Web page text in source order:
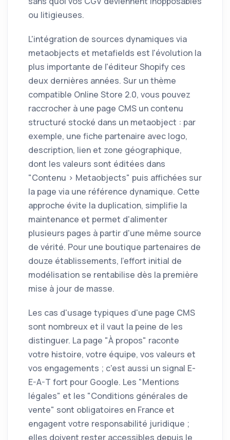
ou litigieuses.
L'intégration de sources dynamiques via
metaobjects et metafields est l'évolution la
plus importante de l'éditeur Shopify ces
deux dernières années. Sur un thème
compatible Online Store 2.0, vous pouvez
raccrocher à une page CMS un contenu
structuré stocké dans un metaobject : par
exemple, une fiche partenaire avec logo,
description, lien et zone géographique,
dont les valeurs sont éditées dans
"Contenu > Metaobjects" puis affichées sur
la page via une référence dynamique. Cette
approche évite la duplication, simplifie la
maintenance et permet d'alimenter
plusieurs pages à partir d'une même source
de vérité. Pour une boutique partenaires de
douze établissements, l'effort initial de
modélisation se rentabilise dès la première
mise à jour de masse.
Les cas d'usage typiques d'une page CMS
sont nombreux et il vaut la peine de les
distinguer. La page "À propos" raconte
votre histoire, votre équipe, vos valeurs et
vos engagements ; c'est aussi un signal E-
E-A-T fort pour Google. Les "Mentions
légales" et les "Conditions générales de
vente" sont obligatoires en France et
engagent votre responsabilité juridique ;
elles doivent rester accessibles depuis le